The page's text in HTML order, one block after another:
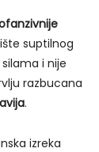
suptilnog
i nije
razbucana
.
izreka